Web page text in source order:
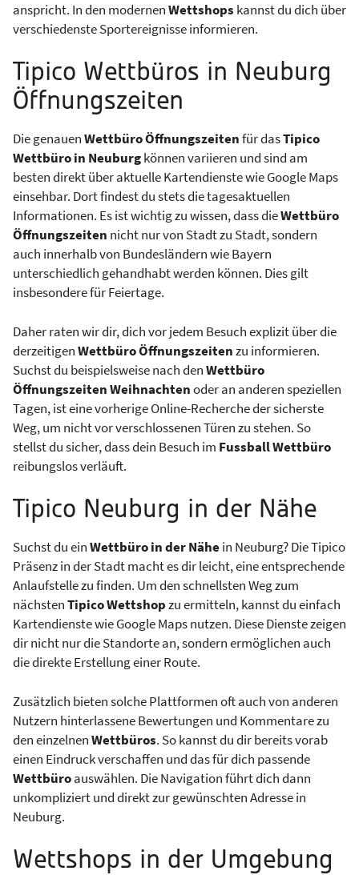
anspricht. In den modernenWettshops kannst du dich über
verschiedenste Sportereignisse informieren.
Tipico Wettbüros in Neuburg
Öffnungszeiten
Die genauenWettbüro Öffnungszeitenfür dasTipico
Wettbüro in Neuburgkönnen variieren und sind am
besten direkt über aktuelle Kartendienste wie Google Maps
einsehbar. Dort findest du stets die tagesaktuellen
Informationen. Es ist wichtig zu wissen, dass dieWettbüro
Öffnungszeiten nicht nur von Stadt zu Stadt, sondern
auch innerhalb von Bundesländern wie Bayern
unterschiedlich gehandhabt werden können. Dies gilt
insbesondere für Feiertage.
Daher raten wir dir, dich vor jedem Besuch explizit über die
derzeitigenWettbüro Öffnungszeitenzu informieren.
Suchst du beispielsweise nach denWettbüro
Öffnungszeiten Weihnachtenoder an anderen speziellen
Tagen, ist eine vorherige Online-Recherche der sicherste
Weg, um nicht vor verschlossenen Türen zu stehen. So
stellst du sicher, dass dein Besuch im Fussball Wettbüro
reibungslos verläuft.
Tipico Neuburg in der Nähe
Suchst du einWettbüro in der Nähein Neuburg? Die Tipico
Präsenz in der Stadt macht es dir leicht, eine entsprechende
Anlaufstelle zu finden. Um den schnellsten Weg zum
nächstenTipico Wettshopzu ermitteln, kannst du einfach
Kartendienste wie Google Maps nutzen. Diese Dienste zeigen
dir nicht nur die Standorte an, sondern ermöglichen auch
die direkte Erstellung einer Route.
Zusätzlich bieten solche Plattformen oft auch von anderen
Nutzern hinterlassene Bewertungen und Kommentare zu
den einzelnenWettbüros. So kannst du dir bereits vorab
einen Eindruck verschaffen und das für dich passende
Wettbüroauswählen. Die Navigation führt dich dann
unkompliziert und direkt zur gewünschten Adresse in
Neuburg.
Wettshops in der Umgebung